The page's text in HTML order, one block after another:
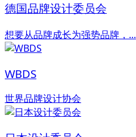
德国品牌设计委员会
想要从品牌成长为强势品牌，...
WBDS
世界品牌设计协会